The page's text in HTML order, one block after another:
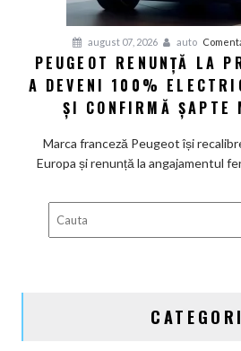
august 07, 2026 auto
PEUGEOT RENUNȚĂ LA
A DEVENI 100%
ȘI CONFIRMĂ ȘAPTE
Marca franceză Peugeot își
Europa și renunță la angajamentul